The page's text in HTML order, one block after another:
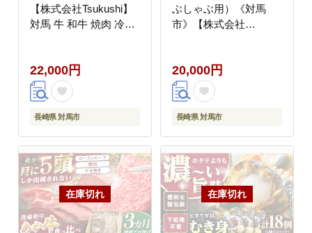
【株式会社Tsukushi】
対馬 牛 和牛 焼肉 冷凍
22,000円
長崎県 対馬市
ぶしゃぶ用）《対馬
市》【株式会社
鍋 冷凍配送 [WCR010]
20,000円
長崎県 対馬市